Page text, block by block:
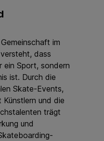
im
dass
ein Sport, sondern
ist. Durch die
Skate-Events,
Künstlern und die
trägt
und